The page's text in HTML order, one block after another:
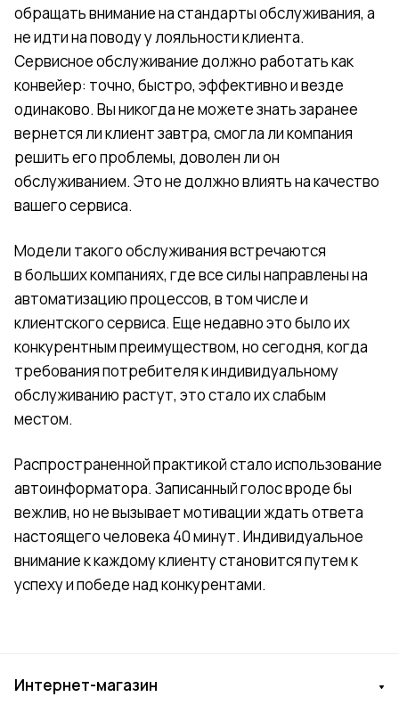
обращать внимание на стандарты обслуживания, а
не идти на поводу у лояльности клиента.
Сервисное обслуживание должно работать как
конвейер: точно, быстро, эффективно и везде
одинаково. Вы никогда не можете знать заранее
вернется ли клиент завтра, смогла ли компания
решить его проблемы, доволен ли он
обслуживанием. Это не должно влиять на качество
вашего сервиса.
Модели такого обслуживания встречаются
в больших компаниях, где все силы направлены на
автоматизацию процессов, в том числе и
клиентского сервиса. Еще недавно это было их
конкурентным преимуществом, но сегодня, когда
требования потребителя к индивидуальному
обслуживанию растут, это стало их слабым
местом.
Распространенной практикой стало использование
автоинформатора. Записанный голос вроде бы
вежлив, но не вызывает мотивации ждать ответа
настоящего человека 40 минут. Индивидуальное
внимание к каждому клиенту становится путем к
успеху и победе над конкурентами.
Интернет-магазин